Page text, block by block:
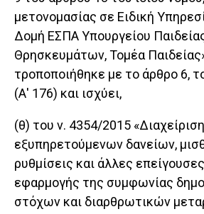
μετονομασίας σε Ειδική
Δομή ΕΣΠΑ Υπουργείου
Θρησκευμάτων, Τομέα
τροποποιήθηκε με το άρθρο 6,
(Α' 176) και ισχύει,
(θ) του ν. 4354/2015
εξυπηρετούμενων δανείων,
ρυθμίσεις και άλλες
εφαρμογής της συμφωνίας
στόχων και διαρθρωτικών